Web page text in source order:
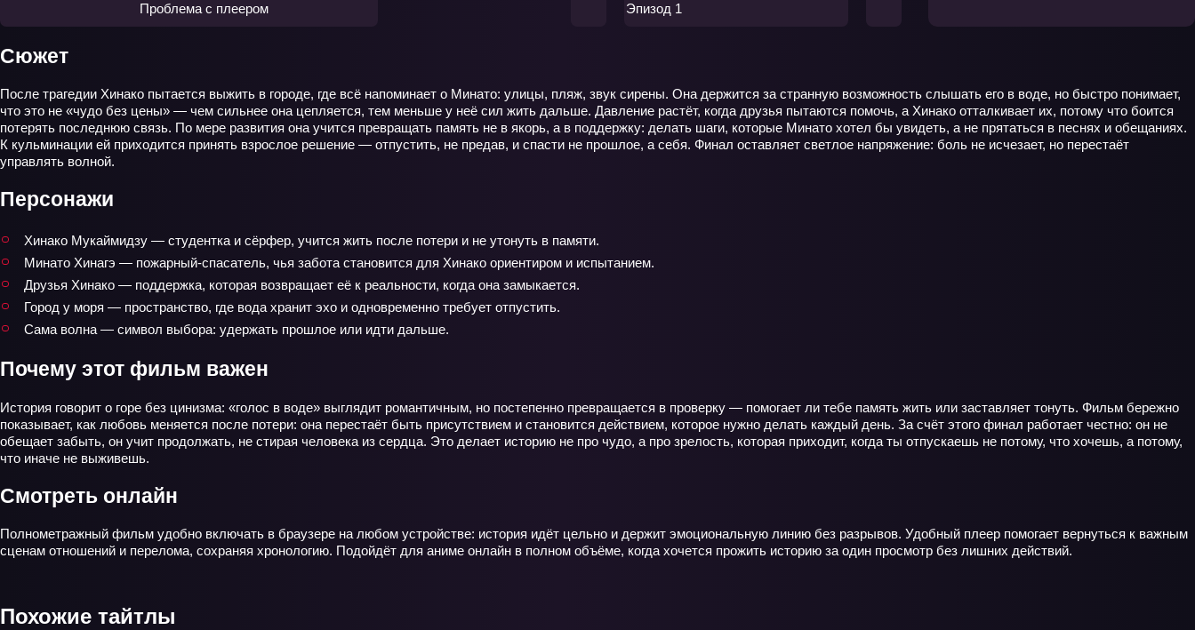
Проблема с плеером Эпизод 1
Сюжет
После трагедии Хинако пытается выжить в городе, где всё напоминает о Минато: улицы, пляж, звук сирены. Она держится за странную возможность слышать его в воде, но быстро понимает,
что это не «чудо без цены» — чем сильнее она цепляется, тем меньше у неё сил жить дальше. Давление растёт, когда друзья пытаются помочь, а Хинако отталкивает их, потому что боится
потерять последнюю связь. По мере развития она учится превращать память не в якорь, а в поддержку: делать шаги, которые Минато хотел бы увидеть, а не прятаться в песнях и обещаниях.
К кульминации ей приходится принять взрослое решение — отпустить, не предав, и спасти не прошлое, а себя. Финал оставляет светлое напряжение: боль не исчезает, но перестаёт
управлять волной.
Персонажи
Хинако Мукаймидзу — студентка и сёрфер, учится жить после потери и не утонуть в памяти.
Минато Хинагэ — пожарный-спасатель, чья забота становится для Хинако ориентиром и испытанием.
Друзья Хинако — поддержка, которая возвращает её к реальности, когда она замыкается.
Город у моря — пространство, где вода хранит эхо и одновременно требует отпустить.
Сама волна — символ выбора: удержать прошлое или идти дальше.
Почему этот фильм важен
История говорит о горе без цинизма: «голос в воде» выглядит романтичным, но постепенно превращается в проверку — помогает ли тебе память жить или заставляет тонуть. Фильм бережно
показывает, как любовь меняется после потери: она перестаёт быть присутствием и становится действием, которое нужно делать каждый день. За счёт этого финал работает честно: он не
обещает забыть, он учит продолжать, не стирая человека из сердца. Это делает историю не про чудо, а про зрелость, которая приходит, когда ты отпускаешь не потому, что хочешь, а потому,
что иначе не выживешь.
Смотреть онлайн
Полнометражный фильм удобно включать в браузере на любом устройстве: история идёт цельно и держит эмоциональную линию без разрывов. Удобный плеер помогает вернуться к важным
сценам отношений и перелома, сохраняя хронологию. Подойдёт для аниме онлайн в полном объёме, когда хочется прожить историю за один просмотр без лишних действий.
Похожие тайтлы